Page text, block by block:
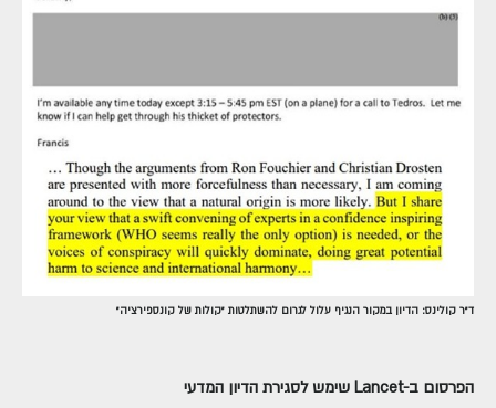
ד"ר קולינס: הדיון במקור הנגיף עלול לגרום להשתלטות "קולות של קונספירציה"
הפרסום ב-Lancet שימש לסגירת הדיון המדעי